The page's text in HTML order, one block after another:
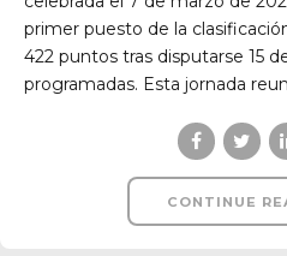
10 de marzo de 2026
El UCAM C.N. Ciudad de
actuación sobresaliente en la
celebrada el 7 de marzo de
primer puesto de la
422 puntos tras disputarse 15
programadas. Esta jornada